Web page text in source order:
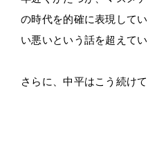
の時代を的確に表現して
い悪いという話を超えてい
さらに、中平はこう続けて